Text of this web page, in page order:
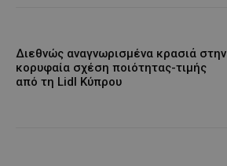
Διεθνώς αναγνωρισμένα κρασιά στην
κορυφαία σχέση ποιότητας-τιμής
από τη Lidl Κύπρου